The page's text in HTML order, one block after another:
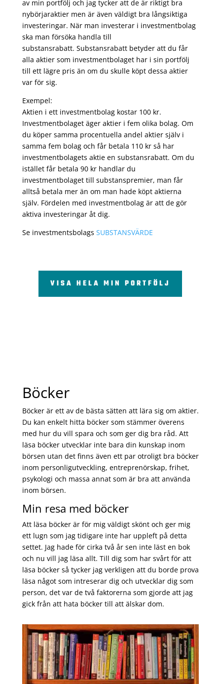
av min portfölj och jag tycker att de är riktigt bra
nybörjaraktier men är även väldigt bra långsiktiga
investeringar. När man investerar i investmentbolag
ska man försöka handla till
substansrabatt. Substansrabatt betyder att du får
alla aktier som investmentbolaget har i sin portfölj
till ett lägre pris än om du skulle köpt dessa aktier
var för sig.
Exempel:
Aktien i ett investmentbolag kostar 100 kr.
Investmentbolaget äger aktier i fem olika bolag. Om
du köper samma procentuella andel aktier själv i
samma fem bolag och får betala 110 kr så har
investmentbolagets aktie en substansrabatt. Om du
istället får betala 90 kr handlar du
investmentbolaget till substanspremier, man får
alltså betala mer än om man hade köpt aktierna
själv. Fördelen med investmentbolag är att de gör
aktiva investeringar åt dig.
Se investmentsbolags SUBSTANSVÄRDE
VISA HELA MIN PORTFÖLJ
Böcker
Böcker är ett av de bästa sätten att lära sig om aktier.
Du kan enkelt hitta böcker som stämmer överens
med hur du vill spara och som ger dig bra råd. Att
läsa böcker utvecklar inte bara din kunskap inom
börsen utan det finns även ett par otroligt bra böcker
inom personligutveckling, entreprenörskap, frihet,
psykologi och massa annat som är bra att använda
inom börsen.
Min resa med böcker
Att läsa böcker är för mig väldigt skönt och ger mig
ett lugn som jag tidigare inte har uppleft på detta
settet. Jag hade för cirka två år sen inte läst en bok
och nu vill jag läsa allt. Till dig som har svårt för att
läsa böcker så tycker jag verkligen att du borde prova
läsa något som intreserar dig och utvecklar dig som
person, det var de två faktorerna som gjorde att jag
gick från att hata böcker till att älskar dom.